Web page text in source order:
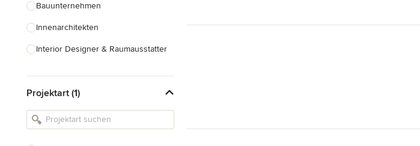
Bauunternehmen
Innenarchitekten
Interior Designer & Raumausstatter
Landschaftsarchitekten
Armaturen & Sanitärbedarf
Projektart (1)